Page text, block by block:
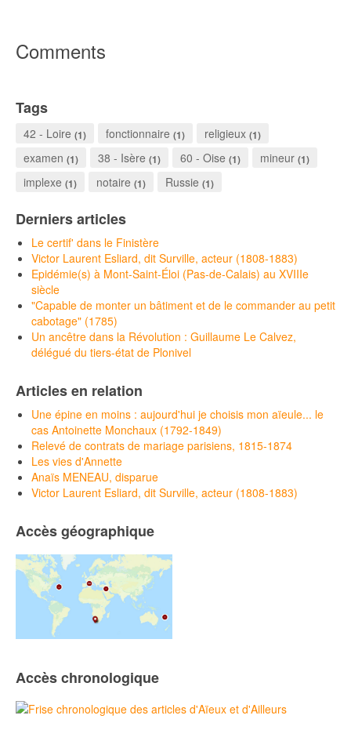
Comments
Tags
42 - Loire (1) fonctionnaire (1) religieux (1)
examen (1) 38 - Isère (1) 60 - Oise (1) mineur (1)
implexe (1) notaire (1) Russie (1)
Derniers articles
Le certif' dans le Finistère
Victor Laurent Esliard, dit Surville, acteur (1808-1883)
Epidémie(s) à Mont-Saint-Éloi (Pas-de-Calais) au XVIIIe
siècle
"Capable de monter un bâtiment et de le commander au petit
cabotage" (1785)
Un ancêtre dans la Révolution : Guillaume Le Calvez,
délégué du tiers-état de Plonivel
Articles en relation
Une épine en moins : aujourd'hui je choisis mon aïeule... le
cas Antoinette Monchaux (1792-1849)
Relevé de contrats de mariage parisiens, 1815-1874
Les vies d'Annette
Anaïs MENEAU, disparue
Victor Laurent Esliard, dit Surville, acteur (1808-1883)
Accès géographique
Accès chronologique